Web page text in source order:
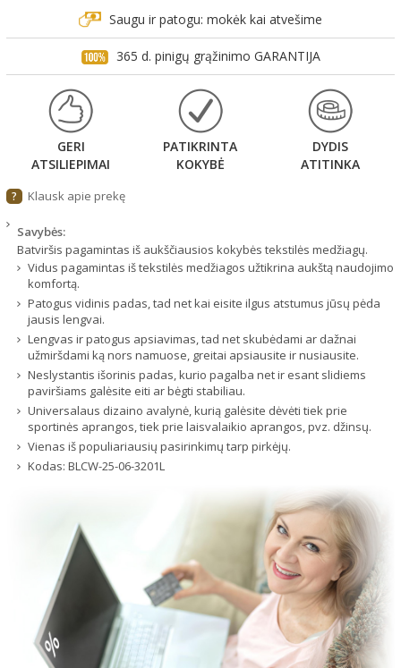
Saugu ir patogu: mokėk kai atvešime
365 d. pinigų grąžinimo GARANTIJA
GERI
ATSILIEPIMAI
PATIKRINTA
KOKYBĖ
DYDIS
ATITINKA
? Klausk apie prekę
Savybės:
Batviršis pagamintas iš aukščiausios kokybės tekstilės medžiagų.
Vidus pagamintas iš tekstilės medžiagos užtikrina aukštą naudojimo
komfortą.
Patogus vidinis padas, tad net kai eisite ilgus atstumus jūsų pėda
jausis lengvai.
Lengvas ir patogus apsiavimas, tad net skubėdami ar dažnai
užmiršdami ką nors namuose, greitai apsiausite ir nusiausite.
Neslystantis išorinis padas, kurio pagalba net ir esant slidiems
paviršiams galėsite eiti ar bėgti stabiliau.
Universalaus dizaino avalynė, kurią galėsite dėvėti tiek prie
sportinės aprangos, tiek prie laisvalaikio aprangos, pvz. džinsų.
Vienas iš populiariausių pasirinkimų tarp pirkėjų.
Kodas: BLCW-25-06-3201L